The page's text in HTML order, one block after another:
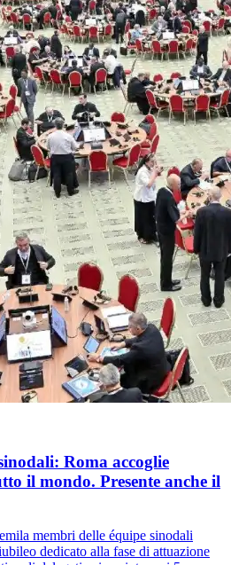
Roma accoglie
il mondo. Presente anche il
membri delle équipe sinodali
dedicato alla fase di attuazione